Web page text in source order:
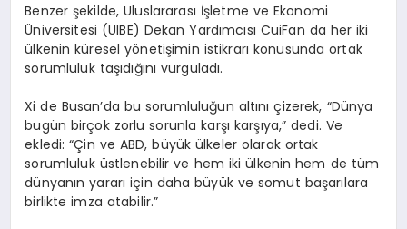
Benzer şekilde, Uluslararası İşletme ve Ekonomi
Üniversitesi (UIBE) Dekan Yardımcısı CuiFan da her iki
ülkenin küresel yönetişimin istikrarı konusunda ortak
sorumluluk taşıdığını vurguladı.
Xi de Busan’da bu sorumluluğun altını çizerek, “Dünya
bugün birçok zorlu sorunla karşı karşıya,” dedi. Ve
ekledi: “Çin ve ABD, büyük ülkeler olarak ortak
sorumluluk üstlenebilir ve hem iki ülkenin hem de tüm
dünyanın yararı için daha büyük ve somut başarılara
birlikte imza atabilir.”